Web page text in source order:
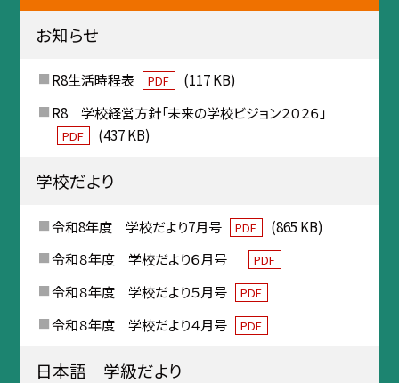
お知らせ
R8生活時程表 PDF
(117 KB)
R8 学校経営方針「未来の学校ビジョン２０２６」
PDF (437 KB)
学校だより
令和8年度 学校だより7月号 PDF
(865 KB)
令和８年度 学校だより６月号
PDF
令和８年度 学校だより５月号 PDF
令和８年度 学校だより４月号 PDF
日本語 学級だより